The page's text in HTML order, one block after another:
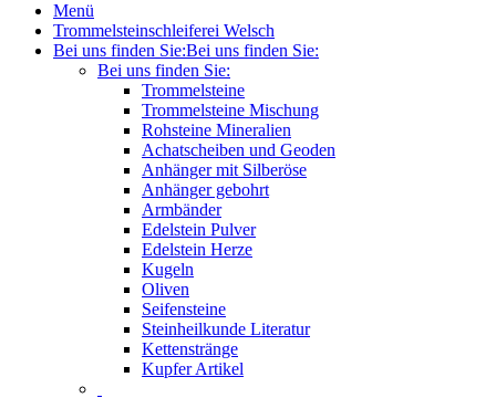
Menü
Trommelsteinschleiferei Welsch
Bei uns finden Sie:Bei uns finden Sie:
Bei uns finden Sie:
Trommelsteine
Trommelsteine Mischung
Rohsteine Mineralien
Achatscheiben und Geoden
Anhänger mit Silberöse
Anhänger gebohrt
Armbänder
Edelstein Pulver
Edelstein Herze
Kugeln
Oliven
Seifensteine
Steinheilkunde Literatur
Kettenstränge
Kupfer Artikel